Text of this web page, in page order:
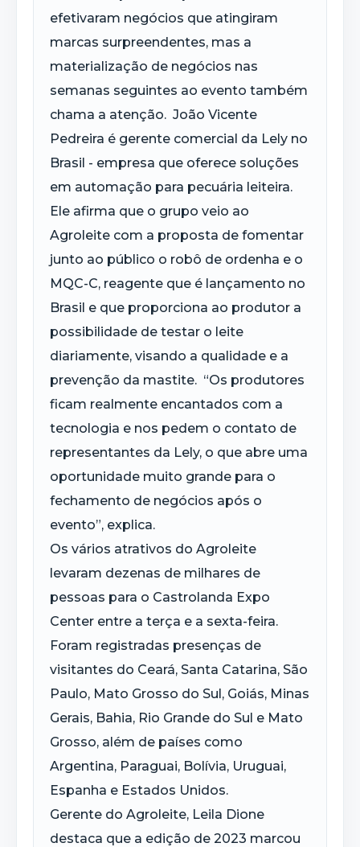
efetivaram negócios que atingiram
marcas surpreendentes, mas a
materialização de negócios nas
semanas seguintes ao evento também
chama a atenção. João Vicente
Pedreira é gerente comercial da Lely no
Brasil - empresa que oferece soluções
em automação para pecuária leiteira.
Ele afirma que o grupo veio ao
Agroleite com a proposta de fomentar
junto ao público o robô de ordenha e o
MQC-C, reagente que é lançamento no
Brasil e que proporciona ao produtor a
possibilidade de testar o leite
diariamente, visando a qualidade e a
prevenção da mastite. “Os produtores
ficam realmente encantados com a
tecnologia e nos pedem o contato de
representantes da Lely, o que abre uma
oportunidade muito grande para o
fechamento de negócios após o
evento”, explica.
Os vários atrativos do Agroleite
levaram dezenas de milhares de
pessoas para o Castrolanda Expo
Center entre a terça e a sexta-feira.
Foram registradas presenças de
visitantes do Ceará, Santa Catarina, São
Paulo, Mato Grosso do Sul, Goiás, Minas
Gerais, Bahia, Rio Grande do Sul e Mato
Grosso, além de países como
Argentina, Paraguai, Bolívia, Uruguai,
Espanha e Estados Unidos.
Gerente do Agroleite, Leila Dione
destaca que a edição de 2023 marcou